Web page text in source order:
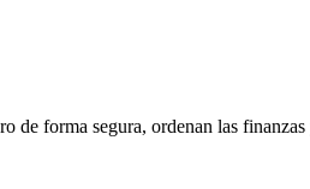
de forma segura, ordenan las